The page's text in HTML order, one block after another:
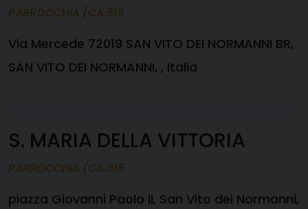
PARROCCHIA (CA.515
Via Mercede 72019 SAN VITO DEI NORMANNI BR,
SAN VITO DEI NORMANNI, , Italia
S. MARIA DELLA VITTORIA
PARROCCHIA (CA.515
piazza Giovanni Paolo II, San Vito dei Normanni,